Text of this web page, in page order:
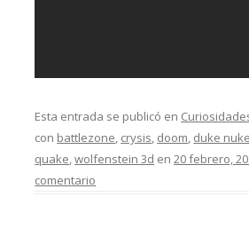
Esta entrada se publicó en
con battlezone, crysis, doom, duke
quake,wolfenstein 3d en20 febrero,
comentario